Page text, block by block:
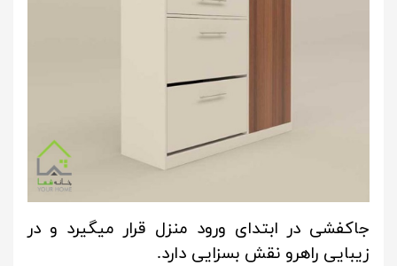
جاکفشی در ابتدای ورود منزل قرار میگیرد و در
زیبایی راهرو نقش بسزایی دارد.